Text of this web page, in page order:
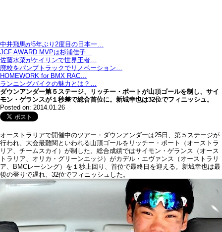
中井飛馬が5年ぶり2度目の日本一…
JCF AWARD MVPは杉浦佳子…
佐藤水菜がケイリンで世界王者…
廃校をパンプトラックでリノベーション…
HOMEWORK for BMX RAC…
ランニングバイクの魅力とは？…
ダウンアンダー第５ステージ、リッチー・ポートが山頂ゴールを制し、サイ
モン・ゲランスが１秒差で総合首位に。新城幸也は32位でフィニッシュ。
Posted on: 2014.01.26
オーストラリアで開催中のツアー・ダウンアンダーは25日、第５ステージが
行われ、大会最難関といわれる山頂ゴールをリッチー・ポート（オーストラ
リア、チームスカイ）が制した。総合成績ではサイモン・ゲランス（オース
トラリア、オリカ・グリーンエッジ）がカデル・エヴァンス（オーストラリ
ア、BMCレーシング）を１秒上回り、首位で最終日を迎える。新城幸也は最
後の登りで遅れ、32位でフィニッシュした。